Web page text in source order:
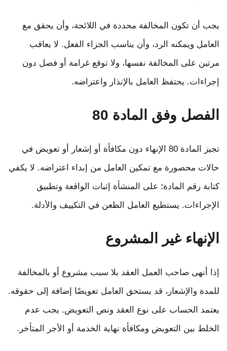
يجب أن تكون المخالفة محددة في اللائحة، وأن يحقق مع
العامل ويمكنه الرد، وأن يناسب الجزاء الفعل. لا يعاقب
مرتين على المخالفة نفسها، ولا توقع غرامة أو فصل دون
إجراءات. يحتفظ العامل بالإنذار واعتراضه.
الفصل وفق المادة 80
تجيز المادة 80 الإنهاء دون مكافأة أو إشعار أو تعويض في
حالات محصورة مع تمكين العامل من إبداء اعتراضه. لا يكفي
كتابة رقم المادة؛ على المنشأة إثبات الواقعة وتطبيق
الإجراءات. يستطيع العامل الطعن في التكييف والأدلة.
الإنهاء غير المشروع
إذا أنهى صاحب العمل العقد بلا سبب مشروع أو بالمخالفة
للمدة والإشعار، قد يستحق العامل تعويضًا إضافة إلى حقوقه.
يعتمد الحساب على نوع العقد ونص التعويض. يجب عدم
الخلط بين التعويض ومكافأة نهاية الخدمة أو الأجر المتأخر.